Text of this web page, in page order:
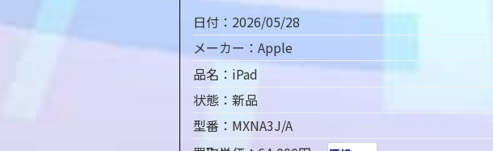
日付：2026/05/28
メーカー：Apple
品名：iPad
状態：新品
型番：MXNA3J/A